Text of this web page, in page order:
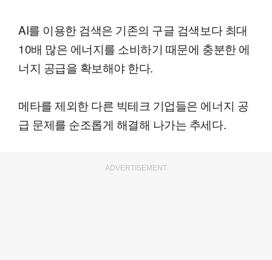
AI를 이용한 검색은 기존의 구글 검색보다 최대
10배 많은 에너지를 소비하기 때문에 충분한 에
너지 공급을 확보해야 한다.
메타를 제외한 다른 빅테크 기업들은 에너지 공
급 문제를 순조롭게 해결해 나가는 추세다.
ADVERTISEMENT